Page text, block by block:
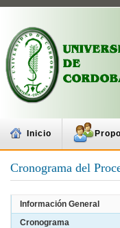
Inicio
Cronograma del
Información General
Cronograma